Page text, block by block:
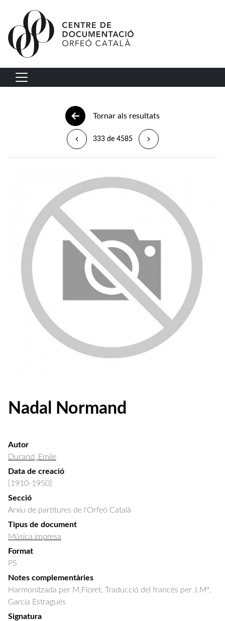
Vés al contingut
Navegació principal
Tornar als resultats
333 de 4585
Nadal Normand
Autor
Durand, Emile
Data de creació
[1910-1950]
Secció
Arxiu de partitures de l'Orfeó Català
Tipus de document
Música impresa
Format
PS
Notes complementàries
Harmonitzada per M.Floret. Traducció del francès per J.Mª.
Garcìa Estragués
Signatura